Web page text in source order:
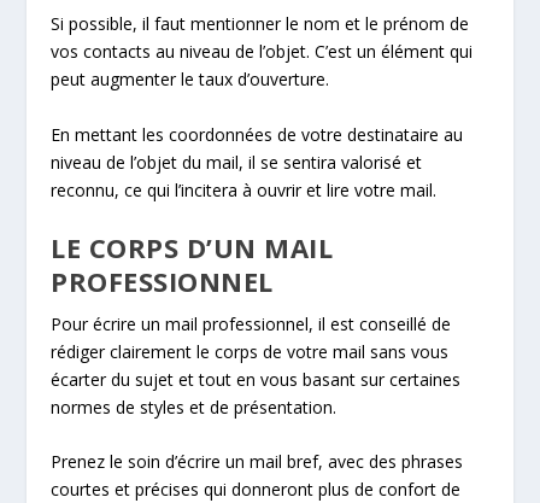
Si possible, il faut mentionner le nom et le prénom de
vos contacts au niveau de l’objet. C’est un élément qui
peut augmenter le taux d’ouverture.
En mettant les coordonnées de votre destinataire au
niveau de l’objet du mail, il se sentira valorisé et
reconnu, ce qui l’incitera à ouvrir et lire votre mail.
LE CORPS D’UN MAIL
PROFESSIONNEL
Pour écrire un mail professionnel, il est conseillé de
rédiger clairement le corps de votre mail sans vous
écarter du sujet et tout en vous basant sur certaines
normes de styles et de présentation.
Prenez le soin d’écrire un mail bref, avec des phrases
courtes et précises qui donneront plus de confort de